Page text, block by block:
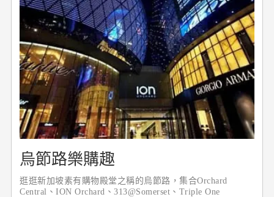
烏節路樂購趣
逛逛新加坡素有購物殿堂之稱的烏節路，集合Orchard
Central、ION Orchard、313@Somerset、Triple One